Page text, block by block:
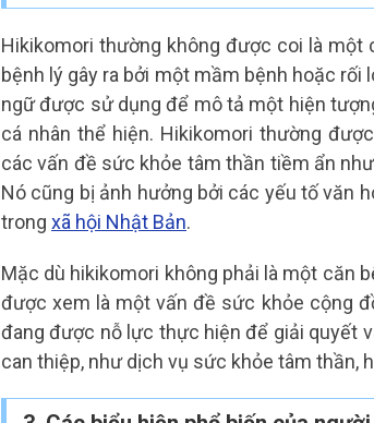
Hikikomori thường không được coi là một
bệnh lý gây ra bởi một mầm bệnh hoặc rối
ngữ được sử dụng để mô tả một hiện
cá nhân thể hiện. Hikikomori thường
các vấn đề sức khỏe tâm thần tiềm ẩn
Nó cũng bị ảnh hưởng bởi các yếu tố văn
trong xã hội Nhật Bản.
Mặc dù hikikomori không phải là một căn
được xem là một vấn đề sức khỏe cộng
đang được nỗ lực thực hiện để giải quyết
can thiệp, như dịch vụ sức khỏe tâm thần,